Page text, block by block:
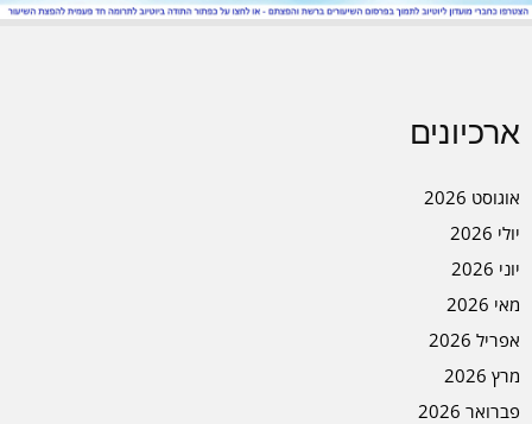
ארכיונים
אוגוסט 2026
יולי 2026
יוני 2026
מאי 2026
אפריל 2026
מרץ 2026
פברואר 2026